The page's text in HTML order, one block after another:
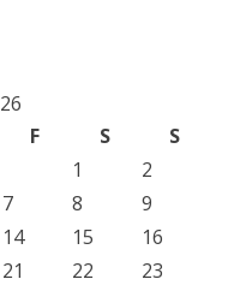
F S
S
1
2
7 8
9
14 15
16
21 22
23